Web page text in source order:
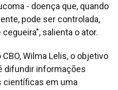
- doença que, quando
pode ser controlada,
salienta o ator.
Wilma Lelis, o objetivo
difundir informações
científicas em uma